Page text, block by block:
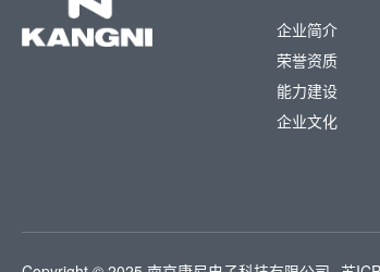
企业简介
荣誉资质
能力建设
企业文化